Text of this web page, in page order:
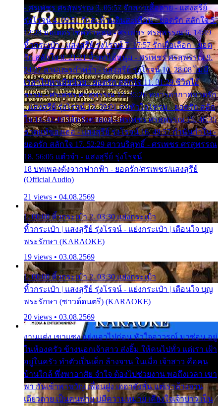
- ศรเพชร ศรสุพรรณ 3. 05:57 รักสาวเสื้อลาย - แสงสุรีย์
รุ่งโรจน์ 4. 09:51 รักสะท้านดินสะเทือน - ยอดรัก สลักใจ 5.
12:23 มอเตอร์ไซค์ทำหล่น - ศรเพชร ศรสุพรรณ 6. 14:49
หิ้วกระเป๋า - แสงสุรีย์ รุ่งโรจน์ 7. 17:57 รักเผื่อเลือก - ยอด
รัก สลักใจ 8. 21:21 น้ำตาไอ้หนุ่ม - ศรเพชร ศรสุพรรณ 9.
24:27 สามเณรกำพร้า - แสงสุรีย์ รุ่งโรจน์ 10. 28:08 ไม่มี
เวลาไปหาเมียน้อย - ยอดรัก สลักใจ 11. 31:29 ชีวิตไอ้
ธรรม - ศรเพชร ศรสุพรรณ 12. 35:26 ทหารอากาศขาดรัก
- แสงสุรีย์ รุ่งโรจน์ 13. 39:01 คนหัวใจโทรม - ยอดรัก สลัก
ใจ 14. 42:49 ไอ้หวังตายแน่ - ศรเพชร ศรสุพรรณ 15. 46:35
ธาตุแท้ของเธอ - แสงสุรีย์ รุ่งโรจน์ 16. 49:57 กำนันกำใน -
ยอดรัก สลักใจ 17. 52:29 สาวบริสุทธิ์ - ศรเพชร ศรสุพรรณ
18. 56:05 แต๋วจ๋า - แสงสุรีย์ รุ่งโรจน์
18 บทเพลงดังจากฟากฟ้า - ยอดรัก/ศรเพชร/แสงสุรีย์
(Official Audio)
21 views • 04.08.2569
1. 00:00 หิ้วกระเป๋า 2. 03:30 แย่งกระเป๋า
หิ้วกระเป๋า | แสงสุรีย์ รุ่งโรจน์ - แย่งกระเป๋า | เตือนใจ บุญ
พระรักษา (KARAOKE)
19 views • 03.08.2569
1. 00:00 หิ้วกระเป๋า 2. 03:30 แย่งกระเป๋า
หิ้วกระเป๋า | แสงสุรีย์ รุ่งโรจน์ - แย่งกระเป๋า | เตือนใจ บุญ
พระรักษา (ซาวด์ดนตรี) (KARAOKE)
20 views • 03.08.2569
งานแต่ง เขาแซง แย่งเอาไปก่อน หัวใจอาวรณ์ มาซ่อน อยู่
ในห้องครัว ข้างนอกเจ้าสาว ส่งยิ้ม ให้คนไปทั่ว แต่เรา เฝ้า
อยู่ในครัว ทำตัวเป็นเด็ก ล้างจาน ในเมื่อ เจ้าสาว คือคน
บ้านใกล้ พึ่งพาอาศัย จำใจ ต้องไปช่วยงาน พอถึงเวลา เขา
พา กันเข้าพาขวัญ เพื่อนฝูง เฮฮาดังลั่น แต่เราล้างจาน
เดียวดาย เป็นคนพ่าย บ่มีความหมาย เคียงใจเจ้าบ่าว เป็น